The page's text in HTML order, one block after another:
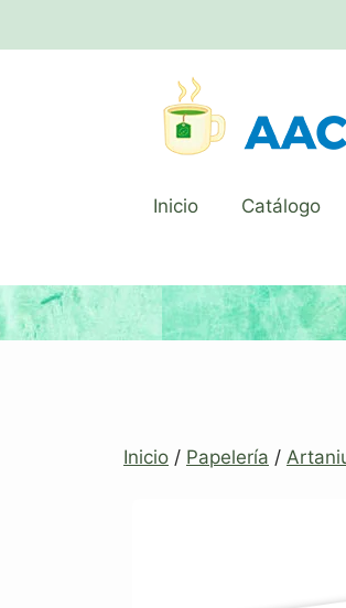
Inicio Catálogo
Inicio / Papelería /